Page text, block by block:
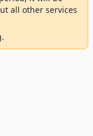
all other services